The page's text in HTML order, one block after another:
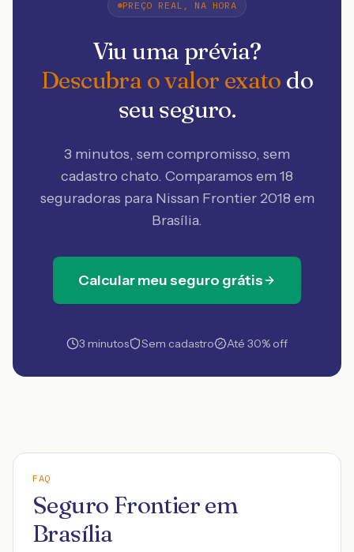
PREÇO REAL, NA HORA
Viu uma prévia?
Descubra o valor exato do
seu seguro.
3 minutos, sem compromisso, sem
cadastro chato. Comparamos em 18
seguradoras para Nissan Frontier 2018 em
Brasília.
Calcular meu seguro grátis
3 minutos Sem cadastro Até 30% off
FAQ
Seguro Frontier em
Brasília